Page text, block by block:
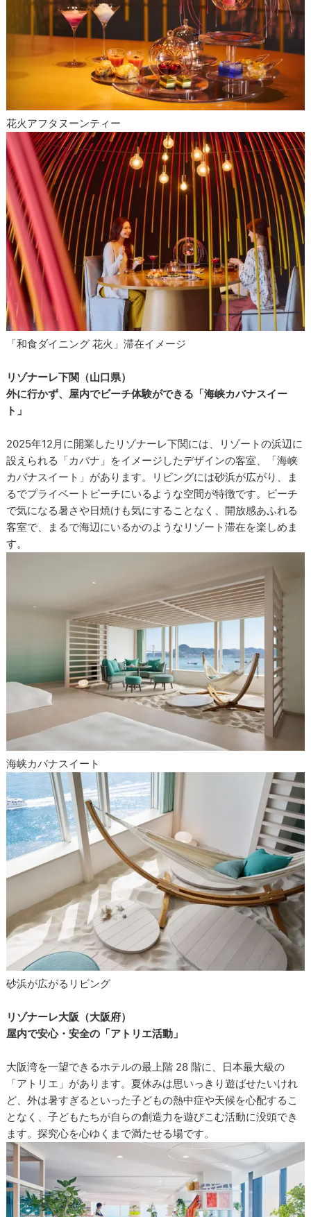
花火アフタヌーンティー
「和食ダイニング 花火」滞在イメージ
リゾナーレ下関（山口県）
外に行かず、屋内でビーチ体験ができる「海峡カバナスイー
ト」
2025年12月に開業したリゾナーレ下関には、リゾートの浜辺に
設えられる「カバナ」をイメージしたデザインの客室、「海峡
カバナスイート」があります。リビングには砂浜が広がり、ま
るでプライベートビーチにいるような空間が特徴です。ビーチ
で気になる暑さや日焼けも気にすることなく、開放感あふれる
客室で、まるで海辺にいるかのようなリゾート滞在を楽しめま
す。
海峡カバナスイート
砂浜が広がるリビング
リゾナーレ大阪（大阪府）
屋内で安心・安全の「アトリエ活動」
大阪湾を一望できるホテルの最上階 28 階に、日本最大級の
「アトリエ」があります。夏休みは思いっきり遊ばせたいけれ
ど、外は暑すぎるといった子どもの熱中症や天候を心配するこ
となく、子どもたちが自らの創造力を遊びこむ活動に没頭でき
ます。探究心を心ゆくまで満たせる場です。